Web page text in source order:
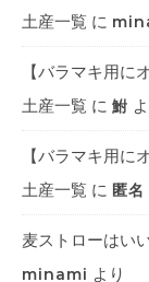
土産一覧 に
【バラマキ用に
土産一覧 に 鮒
【バラマキ用に
土産一覧 に 匿名
麦ストローはい
minami より